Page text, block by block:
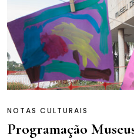
NOTAS CULTURAIS
Programação